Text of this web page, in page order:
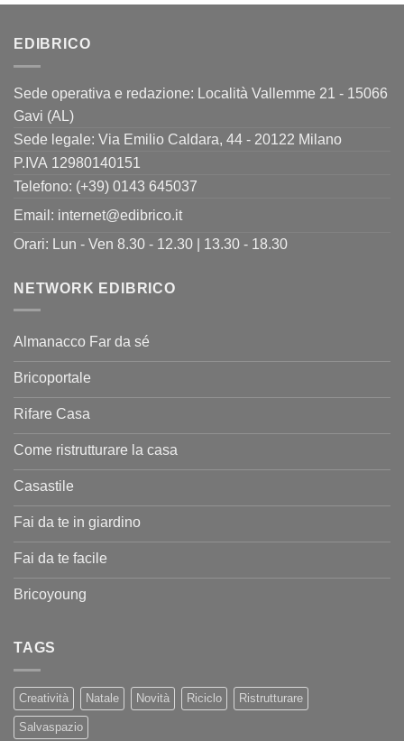
era:
è:
EDIBRICO
Sede operativa e redazione: Località Vallemme 21 - 15066
Gavi (AL)
Sede legale: Via Emilio Caldara, 44 - 20122 Milano
P.IVA 12980140151
Telefono: (+39) 0143 645037
Email: internet@edibrico.it
Orari: Lun - Ven 8.30 - 12.30 | 13.30 - 18.30
NETWORK EDIBRICO
Almanacco Far da sé
Bricoportale
Rifare Casa
Come ristrutturare la casa
Casastile
Fai da te in giardino
Fai da te facile
Bricoyoung
TAGS
Creatività Natale Novità Riciclo Ristrutturare
Salvaspazio